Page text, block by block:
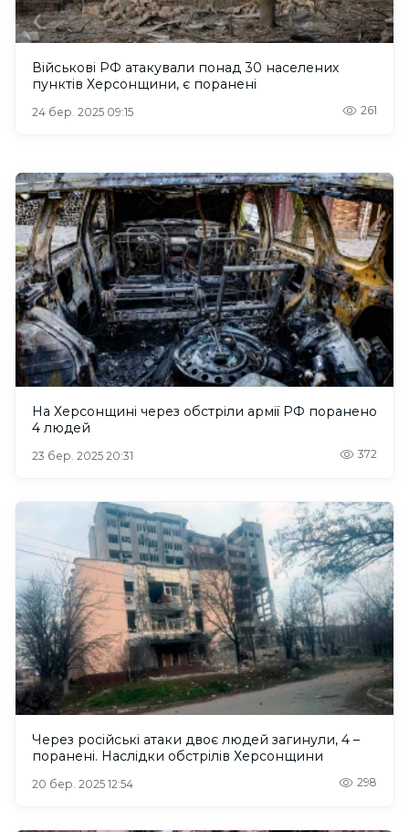
Військові РФ атакували понад 30 населених
пунктів Херсонщини, є поранені
24 бер. 2025 09:15 261
На Херсонщині через обстріли армії РФ поранено
4 людей
23 бер. 2025 20:31 372
Через російські атаки двоє людей загинули, 4 –
поранені. Наслідки обстрілів Херсонщини
20 бер. 2025 12:54 298